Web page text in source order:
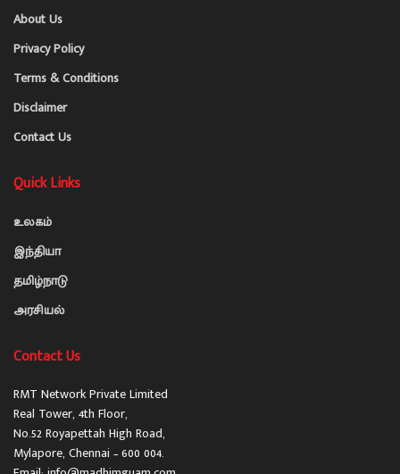
About Us
Privacy Policy
Terms & Conditions
Disclaimer
Contact Us
Quick Links
உலகம்
இந்தியா
தமிழ்நாடு
அரசியல்
Contact Us
RMT Network Private Limited
Real Tower, 4th Floor,
No.52 Royapettah High Road,
Mylapore, Chennai – 600 004.